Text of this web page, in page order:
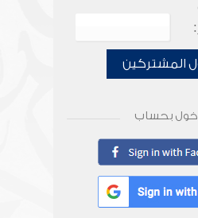
المشتركين
بحساب